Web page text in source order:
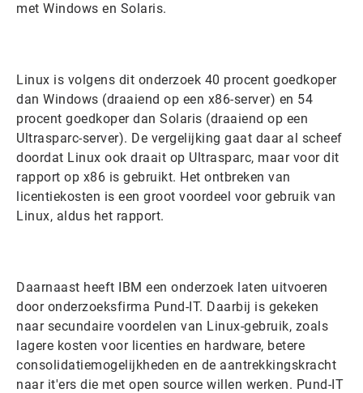
met Windows en Solaris.
Linux is volgens dit onderzoek 40 procent goedkoper
dan Windows (draaiend op een x86-server) en 54
procent goedkoper dan Solaris (draaiend op een
Ultrasparc-server). De vergelijking gaat daar al scheef
doordat Linux ook draait op Ultrasparc, maar voor dit
rapport op x86 is gebruikt. Het ontbreken van
licentiekosten is een groot voordeel voor gebruik van
Linux, aldus het rapport.
Daarnaast heeft IBM een onderzoek laten uitvoeren
door onderzoeksfirma Pund-IT. Daarbij is gekeken
naar secundaire voordelen van Linux-gebruik, zoals
lagere kosten voor licenties en hardware, betere
consolidatiemogelijkheden en de aantrekkingskracht
naar it'ers die met open source willen werken. Pund-IT